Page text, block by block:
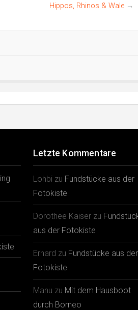
Hippos, Rhinos & Wale →
Letzte Kommentare
Lohbi zu Fundstücke aus der
Fotokiste
Dorothee Kaiser zu
aus der Fotokiste
Erhard zu Fundstücke aus der
Fotokiste
Manu zu Mit dem Hausboot
durch Borneo